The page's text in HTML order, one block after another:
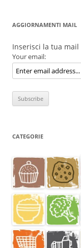
AGGIORNAMENTI MAIL
Inserisci la tua
Your email:
CATEGORIE